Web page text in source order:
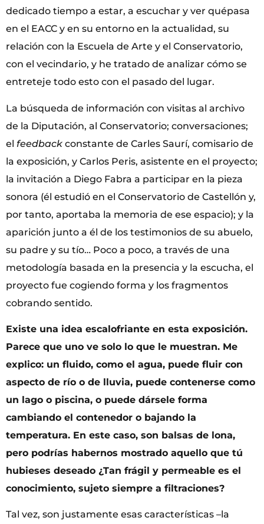
dedicado tiempo a estar, a escuchar y ver quépasa
en el EACC y en su entorno en la actualidad, su
relación con la Escuela de Arte y el Conservatorio,
con el vecindario, y he tratado de analizar cómo se
entreteje todo esto con el pasado del lugar.
La búsqueda de información con visitas al archivo
de la Diputación, al Conservatorio; conversaciones;
el feedback constante de Carles Saurí, comisario de
la exposición, y Carlos Peris, asistente en el proyecto;
la invitación a Diego Fabra a participar en la pieza
sonora (él estudió en el Conservatorio de Castellón y,
por tanto, aportaba la memoria de ese espacio); y la
aparición junto a él de los testimonios de su abuelo,
su padre y su tío… Poco a poco, a través de una
metodología basada en la presencia y la escucha, el
proyecto fue cogiendo forma y los fragmentos
cobrando sentido.
Existe una idea escalofriante en esta exposición.
Parece que uno ve solo lo que le muestran. Me
explico: un fluido, como el agua, puede fluir con
aspecto de río o de lluvia, puede contenerse como
un lago o piscina, o puede dársele forma
cambiando el contenedor o bajando la
temperatura. En este caso, son balsas de lona,
pero podrías habernos mostrado aquello que tú
hubieses deseado ¿Tan frágil y permeable es el
conocimiento, sujeto siempre a filtraciones?
Tal vez, son justamente esas características –la